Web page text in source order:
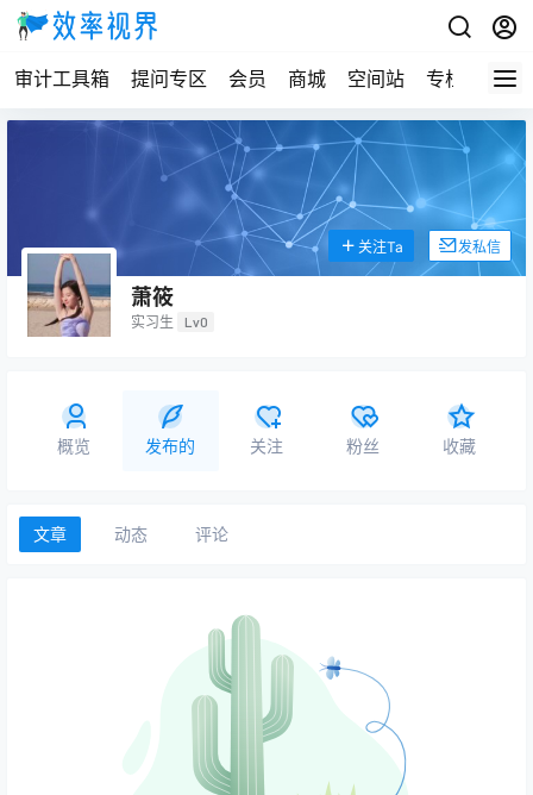
审计工具箱 提问专区 会员 商城 空间站 专栏
萧筱
实习生 Lv0
关注Ta 发私信
概览 发布的 关注 粉丝 收藏
文章 动态 评论